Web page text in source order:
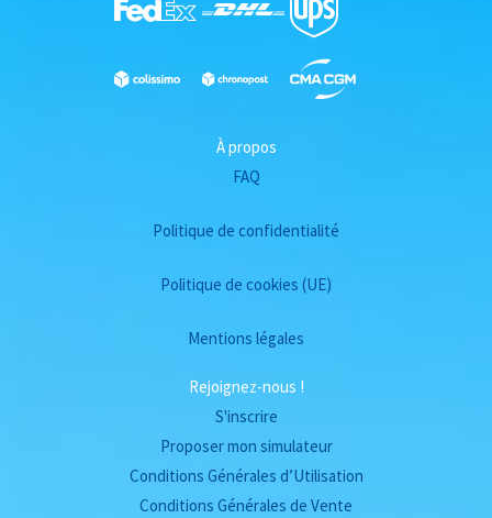
À propos
FAQ
Politique de confidentialité
Politique de cookies (UE)
Mentions légales
Rejoignez-nous !
S'inscrire
Proposer mon simulateur
Conditions Générales d’Utilisation
Conditions Générales de Vente